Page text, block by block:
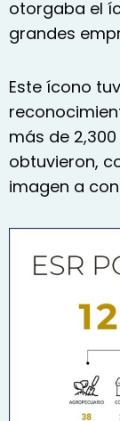
otorgaba el
grandes
Este ícono
más de 2,300
obtuvieron,
imagen a